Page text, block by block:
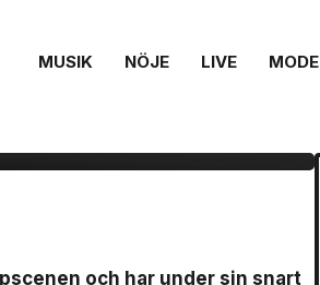
MUSIK NÖJE LIVE MODE
Amy
och har under sin snart